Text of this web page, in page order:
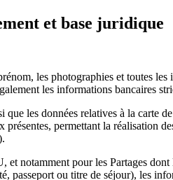
et base juridique
les photographies et toutes
les informations bancaires
les données relatives à la carte
présentes, permettant la
notamment pour les Partages
passeport ou titre de séjour), les